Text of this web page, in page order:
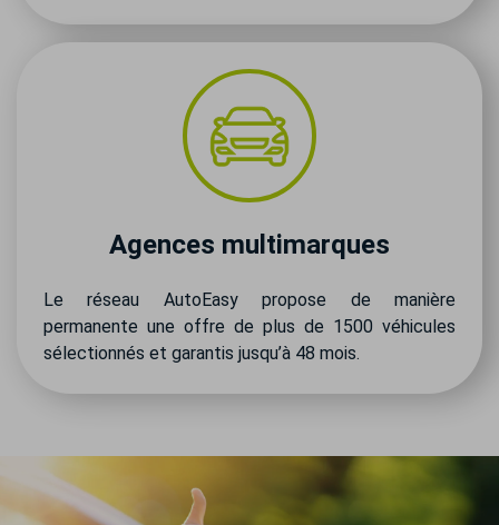
Agences multimarques
Le réseau AutoEasy propose de manière
permanente une offre de plus de 1500 véhicules
sélectionnés et garantis jusqu’à 48 mois.